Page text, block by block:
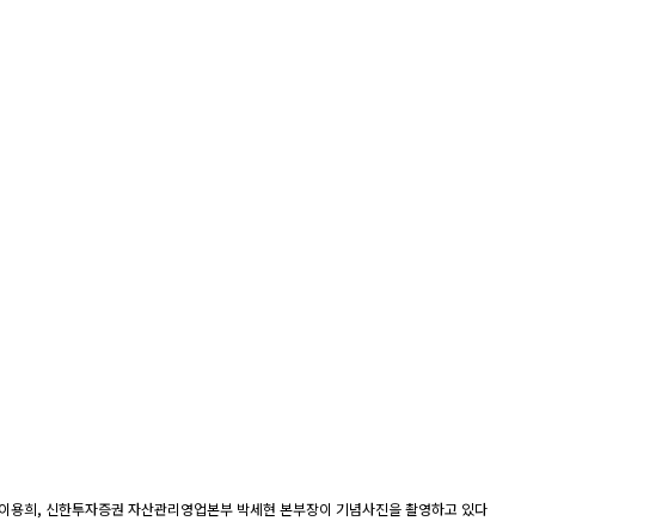
희, 신한투자증권 자산관리영업본부 박세현 본부장이 기념사진을 촬영하고 있다